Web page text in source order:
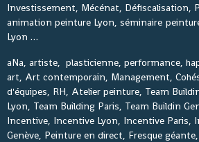
Investissement, Mécénat, Défiscalisation,
animation peinture Lyon, séminaire
Lyon …
aNa, artiste, plasticienne, performance,
art, Art contemporain, Management,
d'équipes, RH, Atelier peinture, Team
Lyon, Team Building Paris, Team Buildin
Incentive, Incentive Lyon, Incentive Paris,
Genève, Peinture en direct, Fresque